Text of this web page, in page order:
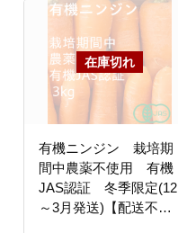
有機ニンジン 栽培期
間中農薬不使用 有機
JAS認証 冬季限定(12
～3月発送)【配送不可